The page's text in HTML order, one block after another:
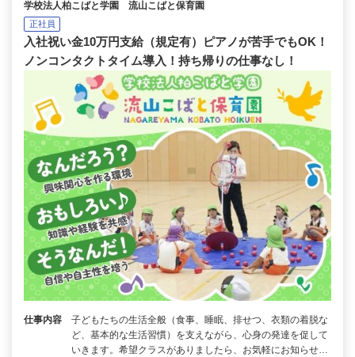
学校法人柏こばと学園 流山こばと保育園
正社員
入社祝い金10万円支給（規定有）ピアノが苦手でもOK！
ノンコンタクトタイム導入！持ち帰りの仕事なし！
仕事内容
子どもたちの生活全般（食事、睡眠、排せつ、衣類の着脱な
ど、基本的な生活習慣）を支えながら、心身の発達を促して
いきます。希望クラスがありましたら、お気軽にお知らせ…